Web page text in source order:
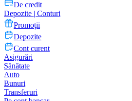
De credit
Depozite | Conturi
Promoții
Depozite
Cont curent
Asigurări
Sănătate
Auto
Bunuri
Transferuri